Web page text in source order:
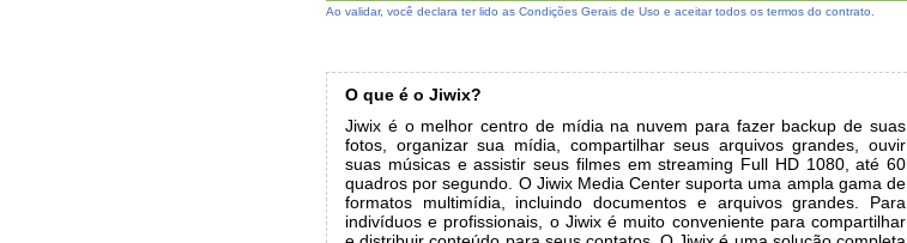
Ao validar, você declara ter lido as Condições Gerais de Uso e aceitar todos os termos do contrato.
O que é o Jiwix?
Jiwix é o melhor centro de mídia na nuvem para fazer backup de suas
fotos, organizar sua mídia, compartilhar seus arquivos grandes, ouvir
suas músicas e assistir seus filmes em streaming Full HD 1080, até 60
quadros por segundo. O Jiwix Media Center suporta uma ampla gama de
formatos multimídia, incluindo documentos e arquivos grandes. Para
indivíduos e profissionais, o Jiwix é muito conveniente para compartilhar